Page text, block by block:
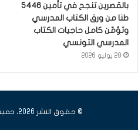
بالقصرين تنجح في تأمين 5446
طنا من ورق الكتاب المدرسي
وتؤمّن كامل حاجيات الكتاب
المدرسي التونسي
28 يوليو 2026
© حقوق النشر 2026، جميع الحقوق محفوظة